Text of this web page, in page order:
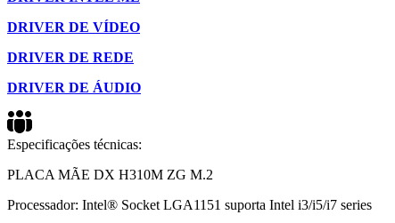
DRIVER DE VÍDEO
DRIVER DE REDE
DRIVER DE ÁUDIO
Especificações técnicas:
PLACA MÃE DX H310M ZG M.2
Processador: Intel® Socket LGA1151 suporta Intel i3/i5/i7 series